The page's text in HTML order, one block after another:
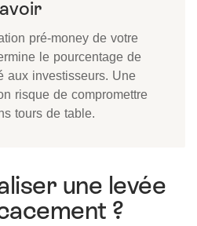
pré-money de votre
le pourcentage de
aux investisseurs. Une
risque de compromettre
tours de table.
une levée
?